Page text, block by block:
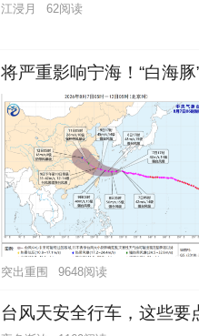
江浸月 62阅读
将严重影响宁海！“白海
突出重围 9648阅读
台风天安全行车，这些要